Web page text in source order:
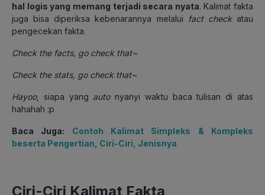
hal logis yang memang terjadi secara nyata. Kalimat fakta
juga bisa diperiksa kebenarannya melalui
fact check atau
pengecekan fakta.
Check the facts, go check that~
Check the stats, go check that~
Hayoo, siapa yang autonyanyi waktu baca tulisan di atas
hahahah :p
Baca Juga: Contoh Kalimat Simpleks & Kompleks
beserta Pengertian, Ciri-Ciri, Jenisnya
Ciri-Ciri Kalimat Fakta